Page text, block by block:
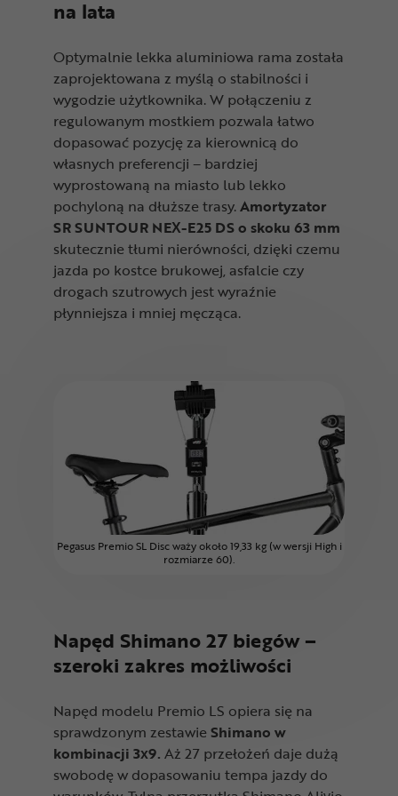
na lata
Optymalnie lekka aluminiowa rama została
zaprojektowana z myślą o stabilności i
wygodzie użytkownika. W połączeniu z
regulowanym mostkiem pozwala łatwo
dopasować pozycję za kierownicą do
własnych preferencji – bardziej
wyprostowaną na miasto lub lekko
pochyloną na dłuższe trasy.Amortyzator
SR SUNTOUR NEX-E25 DS o skoku 63 mm
skutecznie tłumi nierówności, dzięki czemu
jazda po kostce brukowej, asfalcie czy
drogach szutrowych jest wyraźnie
płynniejsza i mniej męcząca.
Pegasus Premio SL Disc waży około 19,33 kg (w wersji High i
rozmiarze 60).
Napęd Shimano 27 biegów –
szeroki zakres możliwości
Napęd modelu Premio LS opiera się na
sprawdzonym zestawie Shimano w
kombinacji 3x9. Aż 27 przełożeń daje dużą
swobodę w dopasowaniu tempa jazdy do